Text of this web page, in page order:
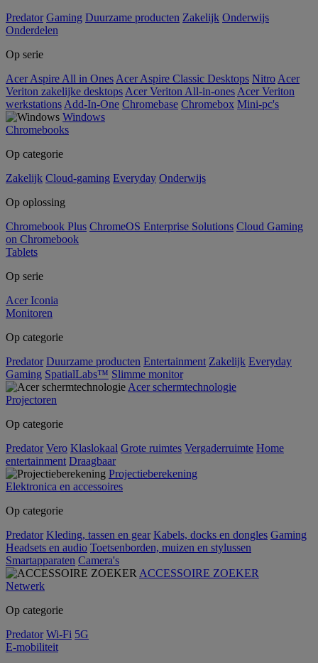
Predator Gaming Duurzame producten Zakelijk Onderwijs
Onderdelen
Op serie
Acer Aspire All in Ones Acer Aspire Classic Desktops Nitro Acer
Veriton zakelijke desktops Acer Veriton All-in-ones Acer Veriton
werkstations Add-In-One Chromebase Chromebox Mini-pc's
Windows
Chromebooks
Op categorie
Zakelijk Cloud-gaming Everyday Onderwijs
Op oplossing
Chromebook Plus ChromeOS Enterprise Solutions Cloud Gaming
on Chromebook
Tablets
Op serie
Acer Iconia
Monitoren
Op categorie
Predator Duurzame producten Entertainment Zakelijk Everyday
Gaming SpatialLabs™ Slimme monitor
Acer schermtechnologie
Projectoren
Op categorie
Predator Vero Klaslokaal Grote ruimtes Vergaderruimte Home
entertainment Draagbaar
Projectieberekening
Elektronica en accessoires
Op categorie
Predator Kleding, tassen en gear Kabels, docks en dongles Gaming
Headsets en audio Toetsenborden, muizen en stylussen
Smartapparaten Camera's
ACCESSOIRE ZOEKER
Netwerk
Op categorie
Predator Wi-Fi 5G
E-mobiliteit